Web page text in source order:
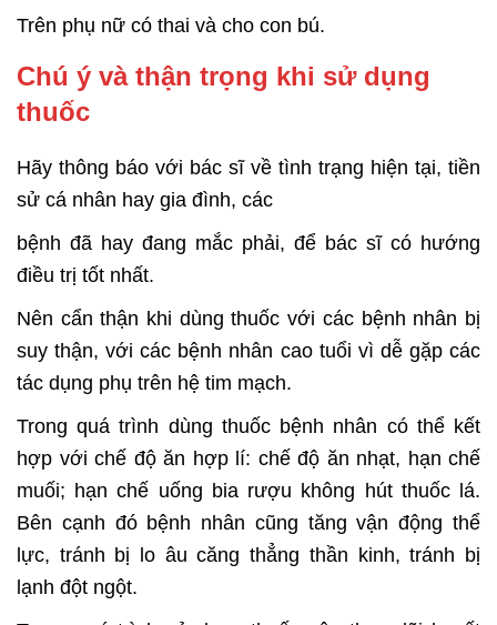
Trên phụ nữ có thai và cho con bú.
Chú ý và thận trọng khi sử dụng
thuốc
Hãy thông báo với bác sĩ về tình trạng hiện tại, tiền
sử cá nhân hay gia đình, các
bệnh đã hay đang mắc phải, để bác sĩ có hướng
điều trị tốt nhất.
Nên cẩn thận khi dùng thuốc với các bệnh nhân bị
suy thận, với các bệnh nhân cao tuổi vì dễ gặp các
tác dụng phụ trên hệ tim mạch.
Trong quá trình dùng thuốc bệnh nhân có thể kết
hợp với chế độ ăn hợp lí: chế độ ăn nhạt, hạn chế
muối; hạn chế uống bia rượu không hút thuốc lá.
Bên cạnh đó bệnh nhân cũng tăng vận động thể
lực, tránh bị lo âu căng thẳng thần kinh, tránh bị
lạnh đột ngột.